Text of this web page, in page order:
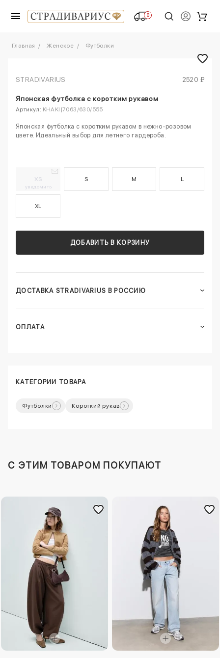
8
Главная Женское Футболки
STRADIVARIUS 2520 ₽
Японская футболка с коротким рукавом
Артикул: KHAKI|7063/630/555
Японская футболка с коротким рукавом в нежно-розовом
цвете. Идеальный выбор для летнего гардероба.
XS
уведомить
S M L
XL
ДОБАВИТЬ В КОРЗИНУ
ДОСТАВКА STRADIVARIUS В РОССИЮ
ОПЛАТА
КАТЕГОРИИ ТОВАРА
Футболки Короткий рукав
C ЭТИМ ТОВАРОМ ПОКУПАЮТ